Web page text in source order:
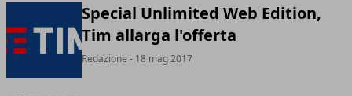
Special Unlimited Web Edition,
Tim allarga l'offerta
Redazione - 18 mag 2017